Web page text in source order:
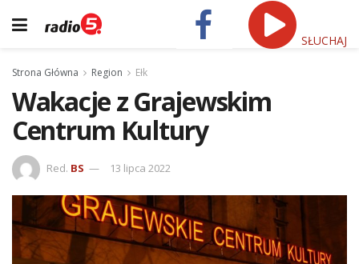
SŁUCHAJ
Strona Główna Region Ełk
Wakacje z Grajewskim
Centrum Kultury
Red. BS 13 lipca 2022